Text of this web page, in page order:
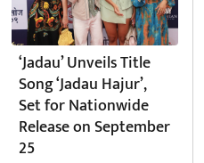
‘Jadau’ Unveils Title
Song ‘Jadau Hajur’,
Set for Nationwide
Release on September
25